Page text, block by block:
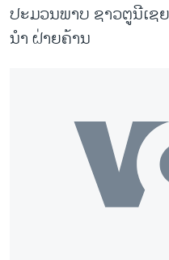
ປະມວນພາບ ຊາວຕູນີເຊ
ນຳ ຝ່າຍຄ້ານ